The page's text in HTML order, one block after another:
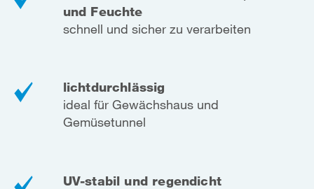
und Feuchte
schnell und sicher zu verarbeiten
lichtdurchlässig
ideal für Gewächshaus und
Gemüsetunnel
UV-stabil und regendicht